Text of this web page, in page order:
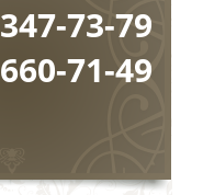
347-73-79
660-71-49